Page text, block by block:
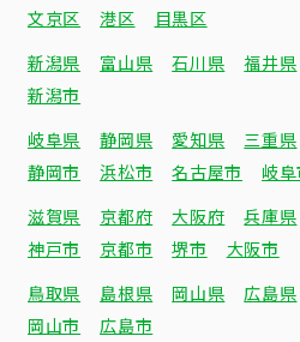
文京区
港区 目黒区
新潟県 富山県 石川県 福井県
新潟市
岐阜県 静岡県 愛知県
三重県
静岡市
浜松市 名古屋市 岐阜
滋賀県 京都府 大阪府 兵庫県
神戸市
京都市 堺市 大阪市
鳥取県 島根県 岡山県 広島県
岡山市
広島市